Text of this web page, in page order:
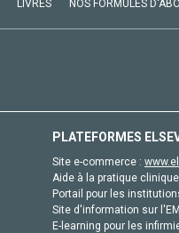
LIVRES NOS FORMULES
PLATEFORMES
Site e-commerce :
Aide à la pratique
Portail pour les
Site d'information sur
E-learning pour les